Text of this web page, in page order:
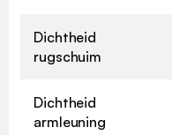
Dichtheid
rugschuim
Dichtheid
armleuning